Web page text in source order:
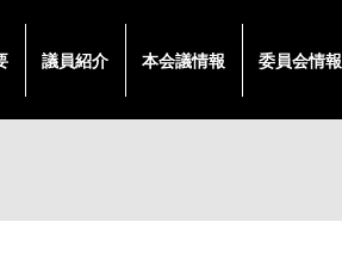
議員紹介 本会議情報 委員会情報